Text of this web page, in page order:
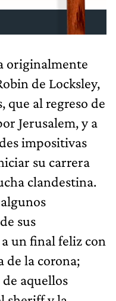
originalmente
de Locksley,
que al regreso de
Jerusalem, y a
impositivas
su carrera
clandestina.
sus
un final feliz con
la corona;
aquellos